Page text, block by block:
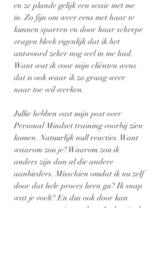
en ze plande gelijk een sessie met me
in. Zo fijn om weer eens met haar te
kunnen sparren en door haar scherpe
vragen bleek eigenlijk dat ik het
antwoord zeker nog wel in me had.
Want wat ik voor mijn cliënten wens
dat is ook waar ik zo graag weer
naar toe wil werken.
Jullie hebben vast mijn post over
Personal Mindset training voorbij zien
komen. Natuurlijk null reacties. Want
waarom zou je? Waarom zou ik
anders zijn dan al die andere
aanbieders. Misschien omdat ik nu zelf
door dat hele proces heen ga? Ik snap
wat je voelt? En dus ook door kan
vragen en met je mee kan denken in de